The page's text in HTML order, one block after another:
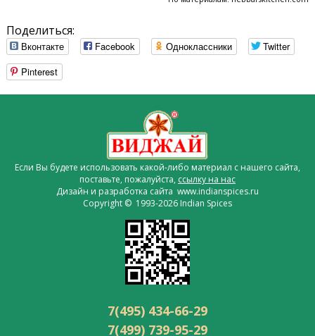
Поделиться:
Вконтакте Facebook Одноклассники
Twitter
Pinterest
Если Вы будете использовать какой-либо материал с нашего сайта,
поставьте, пожалуйста, ссылку на нас
Дизайн и разработка сайта www.indianspices.ru
Copyright © 1993-2026 Indian Spices
7(495) 434-66-29
7(499) 739-95-29